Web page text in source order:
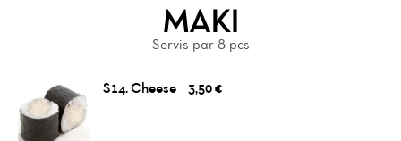
MAKI
Servis par 8 pcs
S14. Cheese 3,50 €